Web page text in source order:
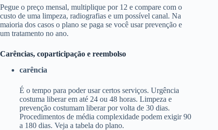
Pegue o preço mensal, multiplique por 12 e compare com o
custo de uma limpeza, radiografias e um possível canal. Na
maioria dos casos o plano se paga se você usar prevenção e
um tratamento no ano.
Carências, coparticipação e reembolso
carência
É o tempo para poder usar certos serviços. Urgência
costuma liberar em até 24 ou 48 horas. Limpeza e
prevenção costumam liberar por volta de 30 dias.
Procedimentos de média complexidade podem exigir 90
a 180 dias. Veja a tabela do plano.